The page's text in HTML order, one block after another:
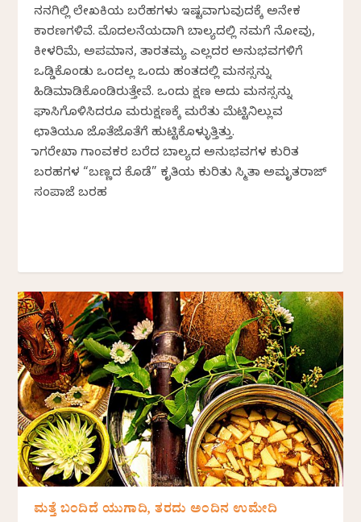
ನನಗಿಲ್ಲಿ ಲೇಖಕಿಯ ಬರೆಹಗಳು ಇಷ್ಟವಾಗುವುದಕ್ಕೆ ಅನೇಕ
ಕಾರಣಗಳಿವೆ. ಮೊದಲನೆಯದಾಗಿ ಬಾಲ್ಯದಲ್ಲಿ ನಮಗೆ ನೋವು,
ಕೀಳರಿಮೆ, ಅಪಮಾನ, ತಾರತಮ್ಯ ಎಲ್ಲದರ ಅನುಭವಗಳಿಗೆ
ಒಡ್ಡಿಕೊಂಡು ಒಂದಲ್ಲ ಒಂದು ಹಂತದಲ್ಲಿ ಮನಸ್ಸನ್ನು
ಹಿಡಿಮಾಡಿಕೊಂಡಿರುತ್ತೇವೆ. ಒಂದು ಕ್ಷಣ ಅದು ಮನಸ್ಸನ್ನು
ಘಾಸಿಗೊಳಿಸಿದರೂ ಮರುಕ್ಷಣಕ್ಕೆ ಮರೆತು ಮೆಟ್ಟಿನಿಲ್ಲುವ
ಛಾತಿಯೂ ಜೊತೆಜೊತೆಗೆ ಹುಟ್ಟಿಕೊಳ್ಳುತ್ತಿತ್ತು.
ನಾಗರೇಖಾ ಗಾಂವಕರ ಬರೆದ ಬಾಲ್ಯದ ಅನುಭವಗಳ ಕುರಿತ
ಬರಹಗಳ “ಬಣ್ಣದ ಕೊಡೆ” ಕೃತಿಯ ಕುರಿತು ಸ್ಮಿತಾ ಅಮೃತರಾಜ್
ಸಂಪಾಜೆ ಬರಹ
ಮತ್ತೆ ಬಂದಿದೆ ಯುಗಾದಿ, ತರದು ಅಂದಿನ ಉಮೇದಿ